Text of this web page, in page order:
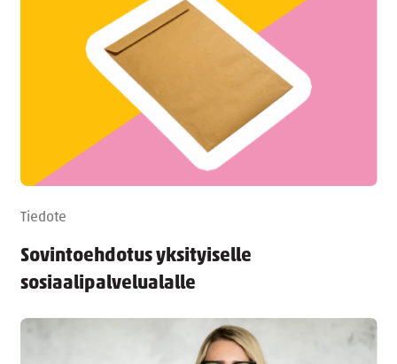
Tiedote
Sovintoehdotus yksityiselle
sosiaalipalvelualalle